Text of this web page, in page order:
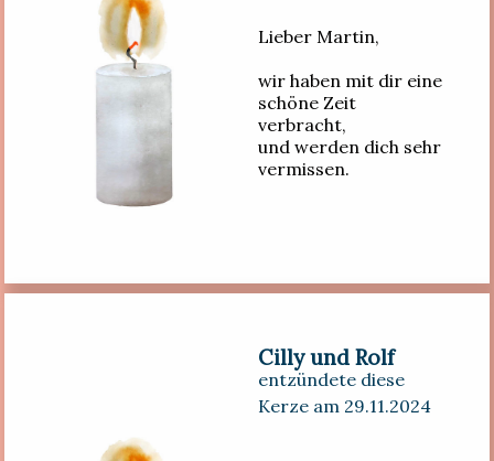
Lieber Martin,
wir haben mit dir eine
schöne Zeit
verbracht,
und werden dich sehr
vermissen.
Cilly und Rolf
entzündete diese
Kerze am 29.11.2024